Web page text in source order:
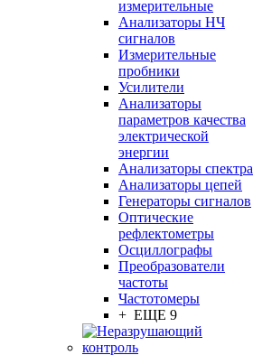
измерительные
Анализаторы НЧ
сигналов
Измерительные
пробники
Усилители
Анализаторы
параметров качества
электрической
энергии
Анализаторы спектра
Анализаторы цепей
Генераторы сигналов
Оптические
рефлектометры
Осциллографы
Преобразователи
частоты
Частотомеры
+ ЕЩЕ 9